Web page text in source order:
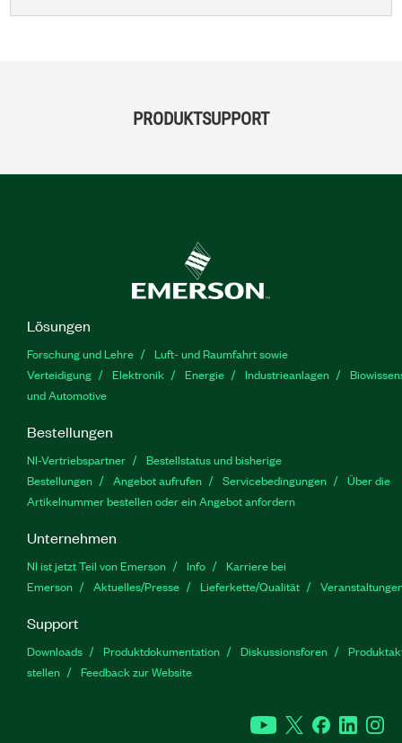
PRODUKTSUPPORT
Lösungen
Forschung und Lehre
Luft- und Raumfahrt sowie
Verteidigung
Elektronik Energie Industrieanlagen
und Automotive
Bestellungen
NI-Vertriebspartner
Bestellstatus und bisherige
Bestellungen
Angebot aufrufen Servicebedingungen
Über die
Artikelnummer bestellen oder ein Angebot anfordern
Unternehmen
NI ist jetzt Teil von Emerson Info
Karriere bei
Emerson
Aktuelles/Presse Lieferkette/Qualität
Support
Downloads Produktdokumentation Diskussionsforen
stellen
Feedback zur Website
YouTubeTwitterFacebook